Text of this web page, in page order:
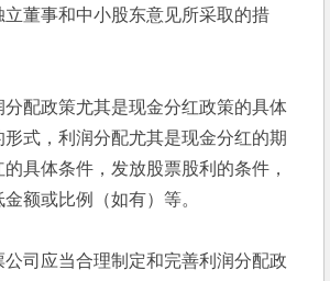
立董事和中小股东意见所采取的措
分配政策尤其是现金分红政策的具体
式，利润分配尤其是现金分红的期
具体条件，发放股票股利的条件，
额或比例（如有）等。
司应当合理制定和完善利润分配政